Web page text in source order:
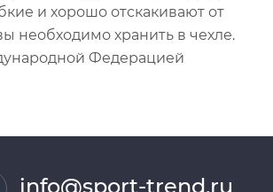
и хорошо отскакивают от
необходимо хранить в чехле.
Федерацией
info@sport-trend.ru